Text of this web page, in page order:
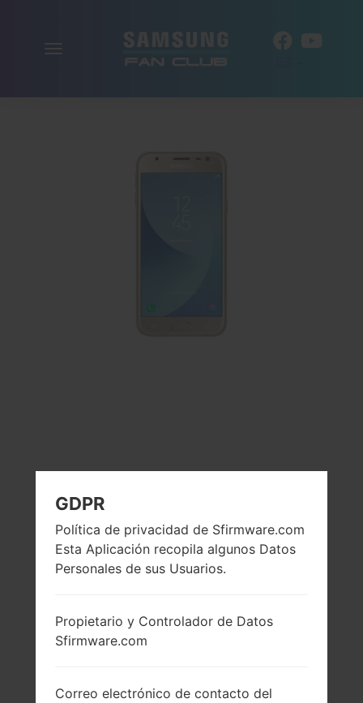
GDPR
Política de privacidad de Sfirmware.com
Esta Aplicación recopila algunos Datos
Personales de sus Usuarios.
Propietario y Controlador de Datos
Sfirmware.com
Correo electrónico de contacto del